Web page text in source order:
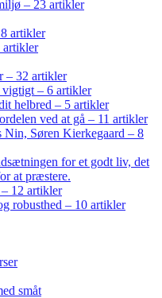
– 23 artikler
artikler
artikler
– 32 artikler
vigtigt – 6 artikler
helbred – 5 artikler
ved at gå – 11 artikler
Søren Kierkegaard – 8
for et godt liv, det
at præstere.
12 artikler
robusthed – 10 artikler
småt